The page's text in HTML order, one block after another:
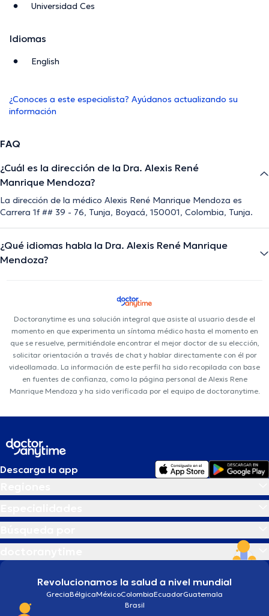
Universidad Ces
Idiomas
English
¿Conoces a este especialista? Ayúdanos actualizando su
información
FAQ
¿Cuál es la dirección de la Dra. Alexis René
Manrique Mendoza?
La dirección de la médico Alexis René Manrique Mendoza es
Carrera 1f ## 39 - 76, Tunja, Boyacá, 150001, Colombia, Tunja.
¿Qué idiomas habla la Dra. Alexis René Manrique
Mendoza?
Doctoranytime es una solución integral que asiste al usuario desde el
momento en que experimenta un síntoma médico hasta el momento en
que se resuelve, permitiéndole encontrar el mejor doctor de su elección,
solicitar orientación a través de chat y hablar directamente con él por
videollamada. La información de este perfil ha sido recopilada con base
en fuentes de confianza, como la página personal de Alexis Rene
Manrique Mendoza y ha sido verificada por el equipo de doctoranytime.
Descarga la app
Revolucionamos la salud a nivel mundial
GreciaBélgicaMéxicoColombiaEcuadorGuatemala
Brasil